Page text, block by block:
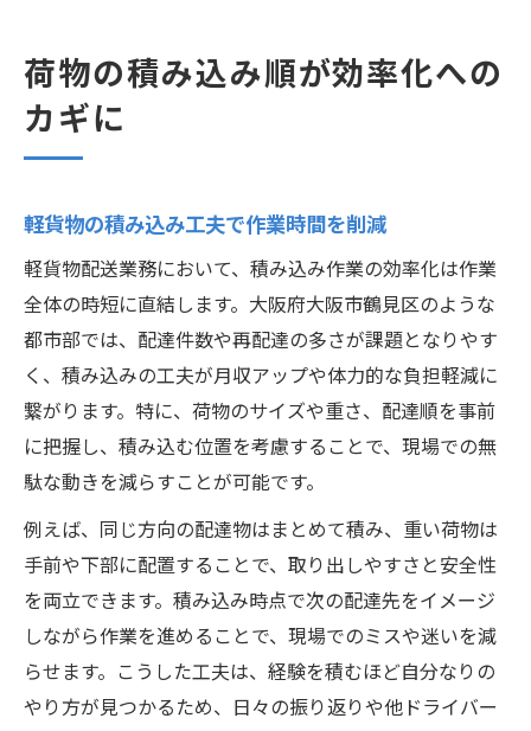
荷物の積み込み順が効率化への
カギに
軽貨物の積み込み工夫で作業時間を削減
軽貨物配送業務において、積み込み作業の効率化は作業
全体の時短に直結します。大阪府大阪市鶴見区のような
都市部では、配達件数や再配達の多さが課題となりやす
く、積み込みの工夫が月収アップや体力的な負担軽減に
繋がります。特に、荷物のサイズや重さ、配達順を事前
に把握し、積み込む位置を考慮することで、現場での無
駄な動きを減らすことが可能です。
例えば、同じ方向の配達物はまとめて積み、重い荷物は
手前や下部に配置することで、取り出しやすさと安全性
を両立できます。積み込み時点で次の配達先をイメージ
しながら作業を進めることで、現場でのミスや迷いを減
らせます。こうした工夫は、経験を積むほど自分なりの
やり方が見つかるため、日々の振り返りや他ドライバー